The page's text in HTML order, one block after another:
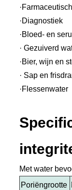
·Diagnostiek
·Bloed- en
· Gezuiverd
·Bier, wijn en
· Sap en
·Flessenwater
Met water
Poriëngrootte